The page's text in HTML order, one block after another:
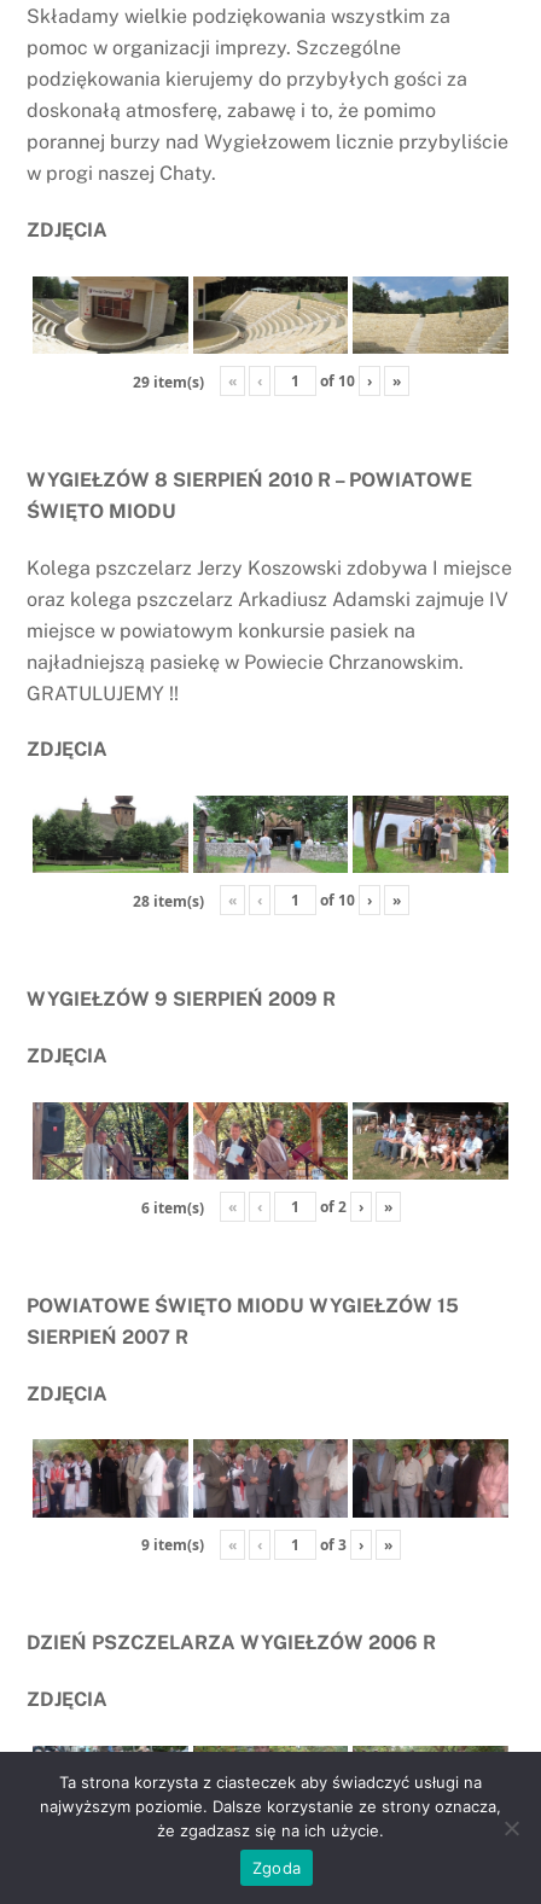
Składamy wielkie podziękowania wszystkim za
pomoc w organizacji imprezy. Szczególne
podziękowania kierujemy do przybyłych gości za
doskonałą atmosferę, zabawę i to, że pomimo
porannej burzy nad Wygiełzowem licznie przybyliście
w progi naszej Chaty.
ZDJĘCIA
29 item(s) « ‹ of 10 › »
WYGIEŁZÓW 8 SIERPIEŃ 2010 R – POWIATOWE
ŚWIĘTO MIODU
Kolega pszczelarz Jerzy Koszowski zdobywa I miejsce
oraz kolega pszczelarz Arkadiusz Adamski zajmuje IV
miejsce w powiatowym konkursie pasiek na
najładniejszą pasiekę w Powiecie Chrzanowskim.
GRATULUJEMY !!
ZDJĘCIA
28 item(s) « ‹ of 10 › »
WYGIEŁZÓW 9 SIERPIEŃ 2009 R
ZDJĘCIA
6 item(s) « ‹ of2 › »
POWIATOWE ŚWIĘTO MIODU WYGIEŁZÓW 15
SIERPIEŃ 2007 R
ZDJĘCIA
9 item(s) « ‹ of3 › »
DZIEŃ PSZCZELARZA WYGIEŁZÓW 2006 R
ZDJĘCIA
‹
Ta strona korzysta z ciasteczek aby świadczyć usługi na
najwyższym poziomie. Dalsze korzystanie ze strony oznacza,
że zgadzasz się na ich użycie.
Zgoda